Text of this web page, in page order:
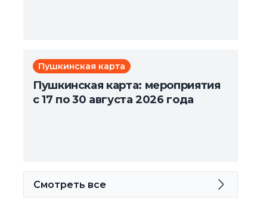
Пушкинская карта
Пушкинская карта: мероприятия
с 17 по 30 августа 2026 года
Смотреть все